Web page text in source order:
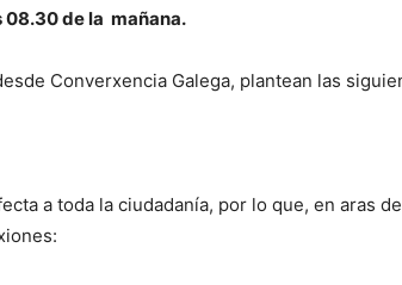
08.30 de la mañana.
Converxencia Galega, plantean las
a toda la ciudadanía, por lo que, en aras